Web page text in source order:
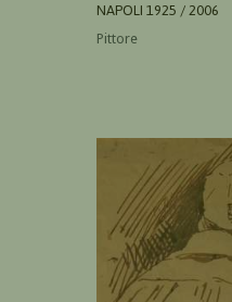
NAPOLI 1925 / 2006
Pittore